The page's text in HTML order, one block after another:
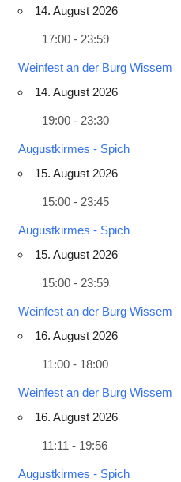
14. August 2026
17:00 - 23:59
Weinfest an der Burg Wissem
14. August 2026
19:00 - 23:30
Augustkirmes - Spich
15. August 2026
15:00 - 23:45
Augustkirmes - Spich
15. August 2026
15:00 - 23:59
Weinfest an der Burg Wissem
16. August 2026
11:00 - 18:00
Weinfest an der Burg Wissem
16. August 2026
11:11 - 19:56
Augustkirmes - Spich